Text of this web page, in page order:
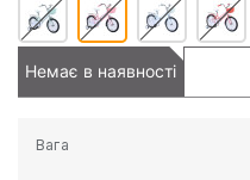
Немає в наявності
Вага